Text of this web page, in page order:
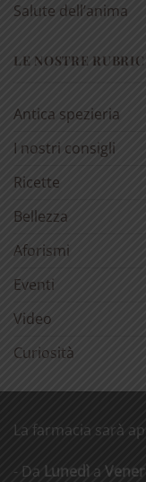
Salute dell’anima
LE NOSTRE
Antica spezieria
I nostri consigli
Ricette
Bellezza
Aforismi
Eventi
Video
Curiosità
La farmacia sarà
- Da Lunedì a